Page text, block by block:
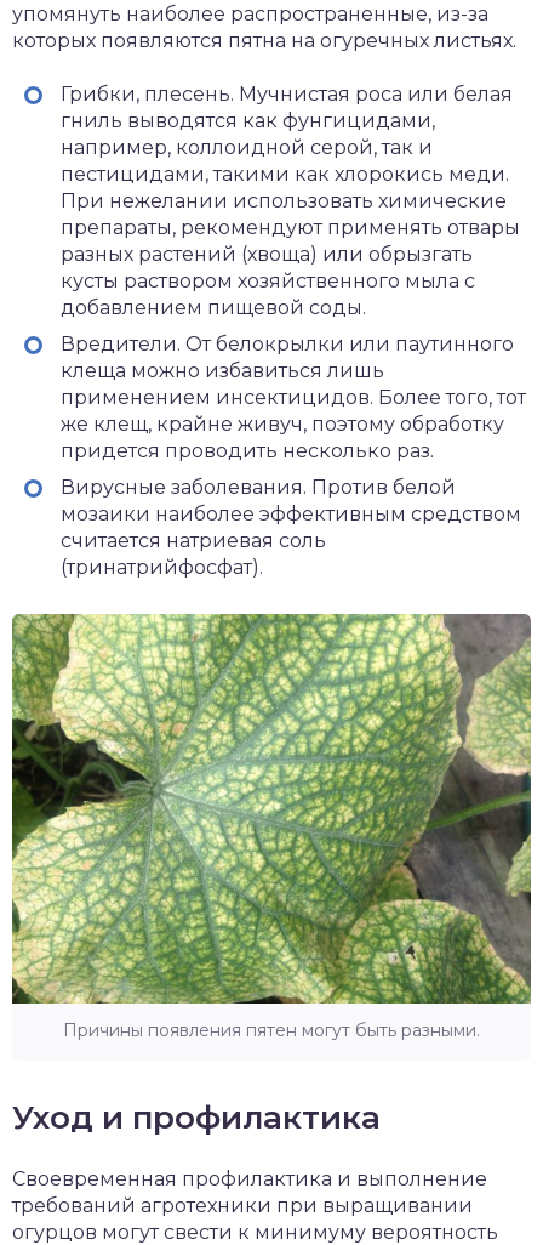
упомянуть наиболее распространенные, из-за
которых появляются пятна на огуречных листьях.
Грибки, плесень. Мучнистая роса или белая
гниль выводятся как фунгицидами,
например, коллоидной серой, так и
пестицидами, такими как хлорокись меди.
При нежелании использовать химические
препараты, рекомендуют применять отвары
разных растений (хвоща) или обрызгать
кусты раствором хозяйственного мыла с
добавлением пищевой соды.
Вредители. От белокрылки или паутинного
клеща можно избавиться лишь
применением инсектицидов. Более того, тот
же клещ, крайне живуч, поэтому обработку
придется проводить несколько раз.
Вирусные заболевания. Против белой
мозаики наиболее эффективным средством
считается натриевая соль
(тринатрийфосфат).
Причины появления пятен могут быть разными.
Уход и профилактика
Своевременная профилактика и выполнение
требований агротехники при выращивании
огурцов могут свести к минимуму вероятность